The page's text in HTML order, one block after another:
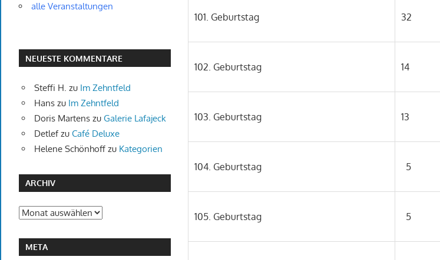
101. Geburtstag 32
102. Geburtstag 14
103. Geburtstag 13
104. Geburtstag 5
105. Geburtstag 5
alle Veranstaltungen
NEUESTE KOMMENTARE
Steffi H. zu Im Zehntfeld
Hanszu Im Zehntfeld
Doris Martenszu Galerie Lafajeck
Detlefzu Café Deluxe
Helene Schönhoffzu Kategorien
ARCHIV
Archiv
META